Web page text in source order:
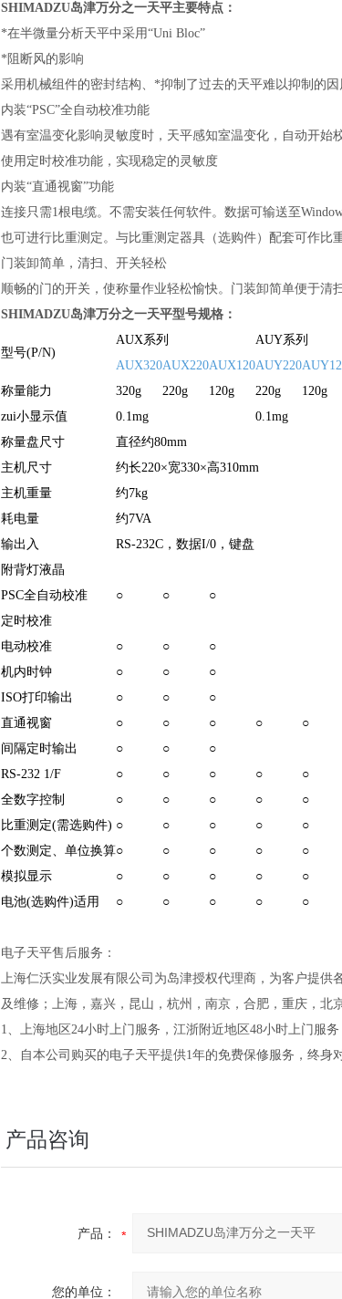
SHIMADZU岛津万分之一天平主要特点：
*在半微量分析天平中采用“Uni Bloc”
*阻断风的影响
采用机械组件的密封结构、*抑制了过去的天平难以抑制的
内装“PSC”全自动校准功能
遇有室温变化影响灵敏度时，天平感知室温变化，自动开始校
使用定时校准功能，实现稳定的灵敏度
内装“直通视窗”功能
连接只需1根电缆。不需安装任何软件。数据可输送至
也可进行比重测定。与比重测定器具（选购件）配套可作比
门装卸简单，清扫、开关轻松
顺畅的门的开关，使称量作业轻松愉快。门装卸简单便于清
SHIMADZU岛津万分之一天平型号规格：
型号(P/N)
AUX系列 AUY系列
AUX320AUX220AUX120AUY220
称量能力
320g 220g 120g 220g
120g
zui小显示值
0.1mg
0.1mg
称量盘尺寸
直径约80mm
主机尺寸
约长220×宽330×高310mm
主机重量
约7kg
耗电量
约7VA
输出入
RS-232C ，数据I/0 ，键盘
附背灯液晶
PSC全自动校准 ○ ○
○
定时校准
电动校准
○ ○
○
机内时钟
○ ○
○
ISO打印输出 ○ ○
○
直通视窗
○ ○ ○ ○
○
间隔定时输出
○ ○
○
RS-232 1/F
○ ○ ○ ○
○
全数字控制
○ ○ ○ ○
○
比重测定(需选购件) ○ ○ ○ ○
○
个数测定、单位换算○ ○ ○ ○
○
模拟显示
○ ○ ○ ○
○
电池(选购件)适用 ○ ○ ○ ○ ○
电子天平售后服务：
上海仁沃实业发展有限公司为岛津授权代理商，为客户提
及维修；上海，嘉兴，昆山，杭州，南京，合肥，重庆，北
1、上海地区24小时上门服务，江浙附近地区48小时上门服
2、自本公司购买的电子天平提供1年的免费保修服务，终身
产品咨询
产品：
您的单位：